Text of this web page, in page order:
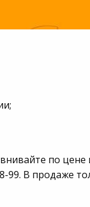
по цене
99. В продаже